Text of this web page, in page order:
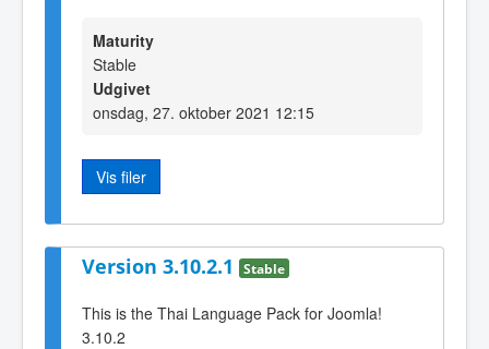
Maturity
Stable
Udgivet
onsdag, 27. oktober 2021 12:15
Vis filer
Version 3.10.2.1 Stable
This is the Thai Language Pack for Joomla!
3.10.2